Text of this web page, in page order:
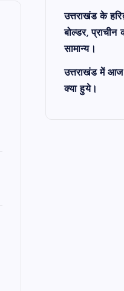
उत्तराखंड के
बोल्डर, प्राचीन
सामान्य।
उत्तराखंड में आज
क्या हुये।